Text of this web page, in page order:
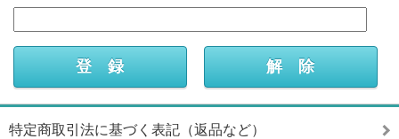
特定商取引法に基づく表記（返品など）